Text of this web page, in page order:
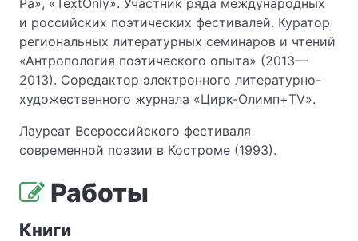
Ра», «TextOnly». Участник ряда международных
и российских поэтических фестивалей. Куратор
региональных литературных семинаров и чтений
«Антропология поэтического опыта» (2013—
2013). Соредактор электронного литературно-
художественного журнала «Цирк-Олимп+TV».
Лауреат Всероссийского фестиваля
современной поэзии в Костроме (1993).
Работы
Книги